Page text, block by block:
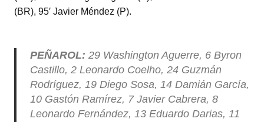
(BR), 95′ Javier Méndez (P).
PEÑAROL: 29 Washington Aguerre, 6 Byron
Castillo, 2 Leonardo Coelho, 24 Guzmán
Rodríguez, 19 Diego Sosa, 14 Damián García,
10 Gastón Ramírez, 7 Javier Cabrera, 8
Leonardo Fernández, 13 Eduardo Darias, 11